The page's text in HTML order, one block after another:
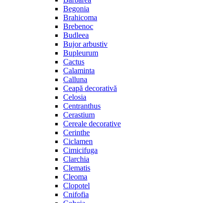
Begonia
Brahicoma
Brebenoc
Budleea
Bujor arbustiv
Bupleurum
Cactus
Calaminta
Calluna
Ceapă decorativă
Celosia
Centranthus
Cerastium
Cereale decorative
Cerinthe
Ciclamen
Cimicifuga
Clarchia
Clematis
Cleoma
Clopotel
Cnifofia